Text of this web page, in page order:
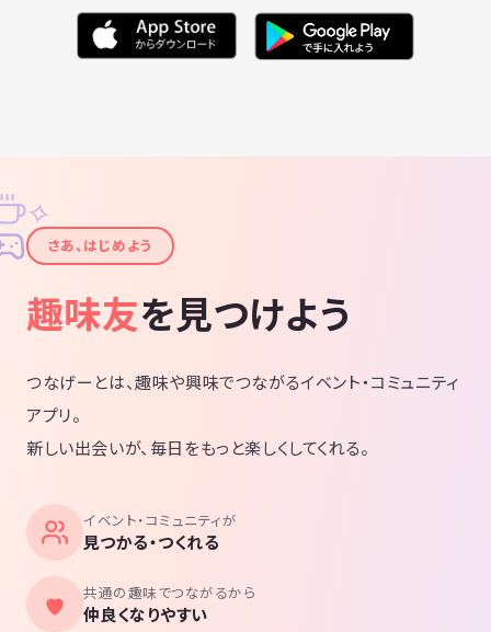
✦
✧
さあ、はじめよう
趣味友を見つけよう
つなげーとは、趣味や興味でつながるイベント・コミュニティ
アプリ。
新しい出会いが、毎日をもっと楽しくしてくれる。
イベント・コミュニティが
見つかる・つくれる
共通の趣味でつながるから
仲良くなりやすい